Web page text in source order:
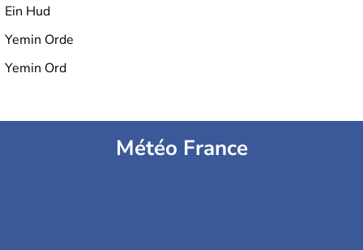
Ein Hud
Yemin Orde
Yemin Ord
Météo France